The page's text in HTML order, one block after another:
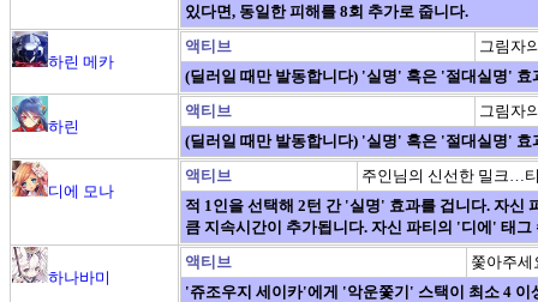
있다면, 동일한 피해를 8회 추가로 줍니다.
하린 메카
액티브
그림자
(딜러일 때만 발동합니다) '실명' 혹은 '절대실명' 효
하린
액티브
그림자
(딜러일 때만 발동합니다) '실명' 혹은 '절대실명' 효
디에 모나
액티브
주인님의 신선한 밀크…
적 1인을 선택해 2턴 간 '실명' 효과를 겁니다. 자신
큼 지속시간이 추가됩니다. 자신 파티의 '디에' 태
하나바미
액티브
쫓아주세
'쥬조우지 세이카'에게 '악운쫓기' 스택이 최소 4